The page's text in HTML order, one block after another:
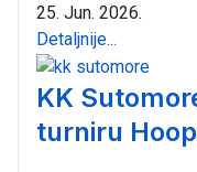
25. Jun. 2026.
Detaljnije...
KK
turniru